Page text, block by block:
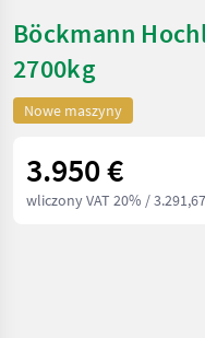
Böckmann
2700kg
Nowe maszyny
3.950 €
wliczony VAT 20% /